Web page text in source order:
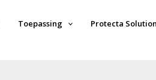
Toepassing Protecta